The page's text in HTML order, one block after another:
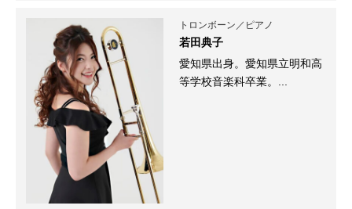
トロンボーン／ピアノ
若田典子
愛知県出身。愛知県立明和高
等学校音楽科卒業。...